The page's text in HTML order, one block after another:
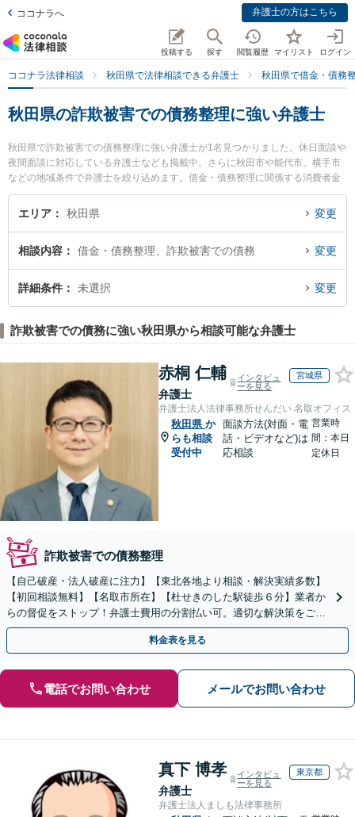
ココナラへ 弁護士の方はこちら
投稿する 探す 閲覧履歴 マイリスト ログイン
ココナラ法律相談 秋田県で法律相談できる弁護士 秋田県で借金・債務
秋田県の詐欺被害での債務整理に強い弁護士
秋田県で詐欺被害での債務整理に強い弁護士が1名見つかりました。休日面談や
夜間面談に対応している弁護士なども掲載中。さらに秋田市や能代市、横手市
などの地域条件で弁護士を絞り込めます。借金・債務整理に関係する消費者金
融の債務整理やクレジット会社の債務整理、リボ払いの債務整理等の細かな分
野での絞り込み検索もでき便利です。特に田中法律事務所の田中 伸顕弁護士の
したい』『詐欺被害での債務整理のトラブル解決の実績豊富な近くの弁護士を
検索したい』『初回相談無料で詐欺被害での債務整理を法律相談できる秋田県
内の弁護士に相談予約したい』などでお困りの相談者さんにおすすめです。
エリア 秋田県 変更
相談内容 借金・債務整理、詐欺被害での債務 変更
詳細条件 未選択 変更
詐欺被害での債務に強い秋田県から相談可能な弁護士
赤桐 仁輔
弁護士
インタビュ
ーを見る
宮城県
弁護士法人法律事務所せんだい 名取オフィス
秋田県 か
らも相談
受付中
面談方法(対面・電
話・ビデオなど)は
応相談
営業時
間：本日
定休日
詐欺被害での債務整理
【自己破産・法人破産に注力】【東北各地より相談・解決実績多数】
【初回相談無料】【名取市所在】【杜せきのした駅徒歩６分】業者か
らの督促をストップ！弁護士費用の分割払い可。適切な解決策をご提
案します【土曜相談可】【駐車場完備】【完全個室】
料金表を見る
電話でお問い合わせ メールでお問い合わせ
真下 博孝
弁護士
インタビュ
ーを見る
東京都
弁護士法人ましも法律事務所